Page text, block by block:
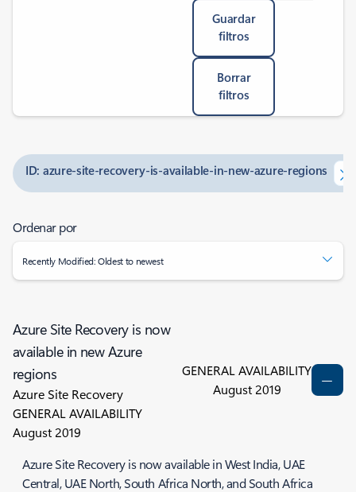
Guardar
filtros
Borrar
filtros
ID: azure-site-recovery-is-available-in-new-azure-regions
Ordenar por
Recently Modified: Oldest to newest
Azure Site Recovery is now
available in new Azure
regions
Azure Site Recovery
GENERAL AVAILABILITY
August 2019
GENERAL AVAILABILITY
August 2019
Azure Site Recovery is now available in West India, UAE
Central, UAE North, South Africa North, and South Africa